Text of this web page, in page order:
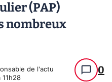
(PAP)
nombreux
de l'actu
11h28
0